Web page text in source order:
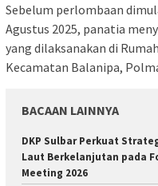
Sebelum perlombaan
Agustus 2025, panatia
yang dilaksanakan di
Kecamatan Balanipa,
BACAAN LAINNYA
DKP Sulbar Perkuat
Laut Berkelanjutan pada
Meeting 2026